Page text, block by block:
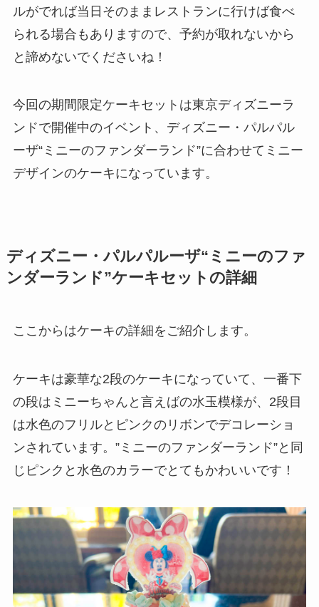
ルがでれば当日そのままレストランに行けば食べ
られる場合もありますので、予約が取れないから
と諦めないでくださいね！
今回の期間限定ケーキセットは東京ディズニーラ
ンドで開催中のイベント、ディズニー・パルパル
ーザ“ミニーのファンダーランド”に合わせてミニー
デザインのケーキになっています。
ディズニー・パルパルーザ“ミニーのファ
ンダーランド”ケーキセットの詳細
ここからはケーキの詳細をご紹介します。
ケーキは豪華な2段のケーキになっていて、一番下
の段はミニーちゃんと言えばの水玉模様が、2段目
は水色のフリルとピンクのリボンでデコレーショ
ンされています。”ミニーのファンダーランド”と同
じピンクと水色のカラーでとてもかわいいです！